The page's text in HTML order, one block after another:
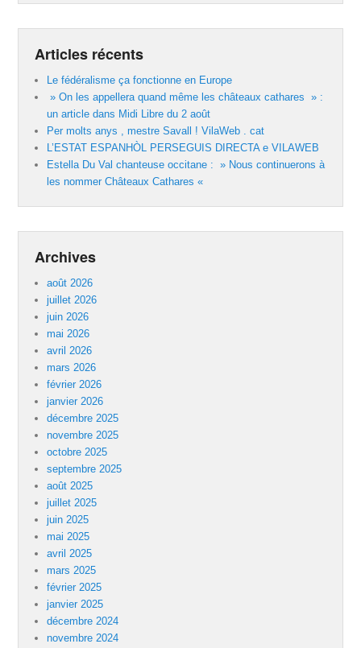
Articles récents
Le fédéralisme ça fonctionne en Europe
» On les appellera quand même les châteaux cathares » :
un article dans Midi Libre du 2 août
Per molts anys , mestre Savall ! VilaWeb . cat
L’ESTAT ESPANHÒL PERSEGUIS DIRECTA e VILAWEB
Estella Du Val chanteuse occitane : » Nous continuerons à
les nommer Châteaux Cathares «
Archives
août 2026
juillet 2026
juin 2026
mai 2026
avril 2026
mars 2026
février 2026
janvier 2026
décembre 2025
novembre 2025
octobre 2025
septembre 2025
août 2025
juillet 2025
juin 2025
mai 2025
avril 2025
mars 2025
février 2025
janvier 2025
décembre 2024
novembre 2024